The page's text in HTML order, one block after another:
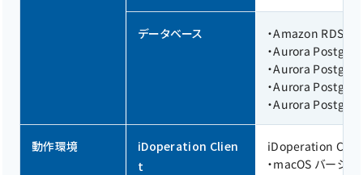
データベース ・Amazon RDS
・Aurora
・Aurora
・Aurora
・Aurora
動作環境
iDoperation Clien
t
iDoperation Client
・macOS バージョ